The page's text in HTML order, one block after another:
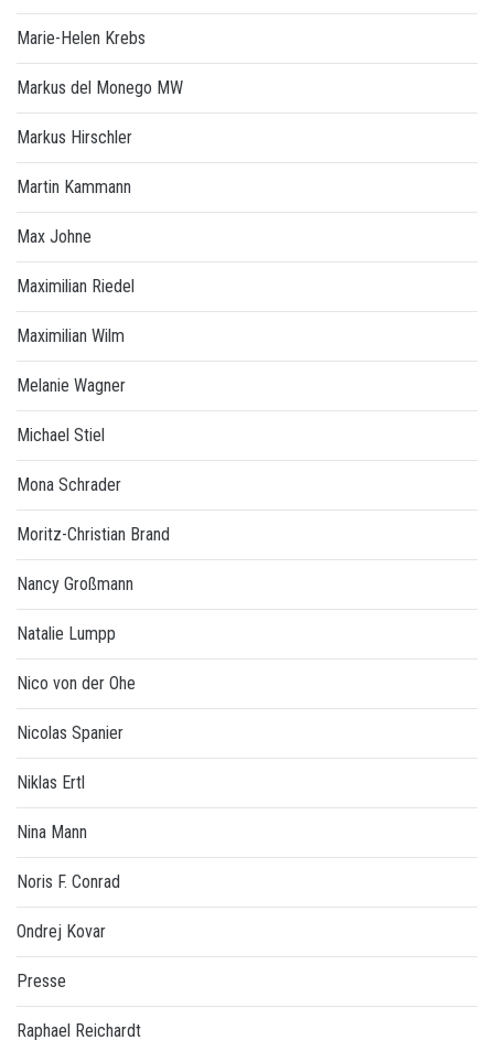
Marie-Helen Krebs
Markus del Monego MW
Markus Hirschler
Martin Kammann
Max Johne
Maximilian Riedel
Maximilian Wilm
Melanie Wagner
Michael Stiel
Mona Schrader
Moritz-Christian Brand
Nancy Großmann
Natalie Lumpp
Nico von der Ohe
Nicolas Spanier
Niklas Ertl
Nina Mann
Noris F. Conrad
Ondrej Kovar
Presse
Raphael Reichardt